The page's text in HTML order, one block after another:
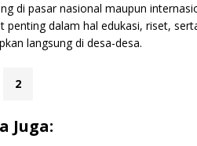
di pasar nasional maupun
penting dalam hal edukasi, riset,
langsung di desa-desa.
2
Juga: